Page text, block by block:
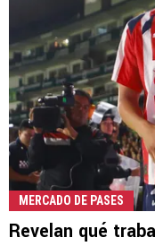
MERCADO DE PASES
Revelan qué